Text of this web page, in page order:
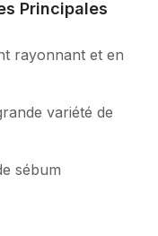
Principales
rayonnant et en
variété de
sébum